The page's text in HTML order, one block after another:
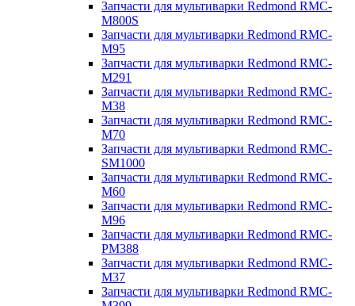
Запчасти для мультиварки Redmond RMC-
M800S
Запчасти для мультиварки Redmond RMC-
M95
Запчасти для мультиварки Redmond RMC-
M291
Запчасти для мультиварки Redmond RMC-
M38
Запчасти для мультиварки Redmond RMC-
M70
Запчасти для мультиварки Redmond RMC-
SM1000
Запчасти для мультиварки Redmond RMC-
M60
Запчасти для мультиварки Redmond RMC-
M96
Запчасти для мультиварки Redmond RMC-
PM388
Запчасти для мультиварки Redmond RMC-
M37
Запчасти для мультиварки Redmond RMC-